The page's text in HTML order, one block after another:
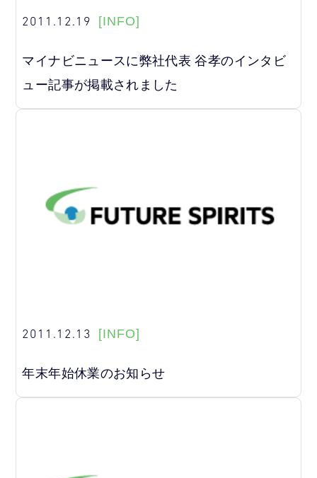
2011.12.19 [INFO]
マイナビニュースに弊社代表 谷孝のインタビ
ュー記事が掲載されました
2011.12.13 [INFO]
年末年始休業のお知らせ